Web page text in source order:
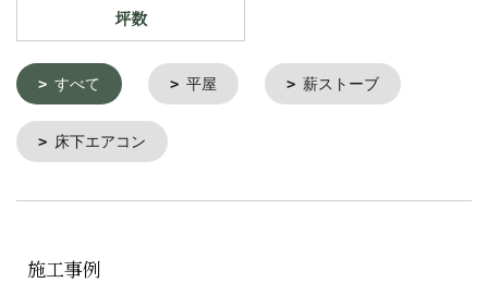
坪数
すべて 平屋 薪ストーブ
床下エアコン
施工事例